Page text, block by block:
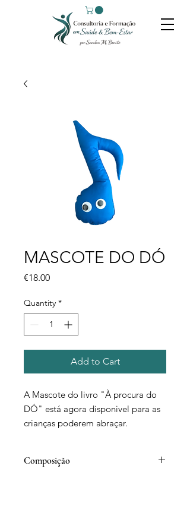
MASCOTE DO DÓ
€18.00Price
Quantity *
Add to Cart
A Mascote do livro "À procura do
DÓ" está agora disponivel para as
crianças poderem abraçar.
Composição